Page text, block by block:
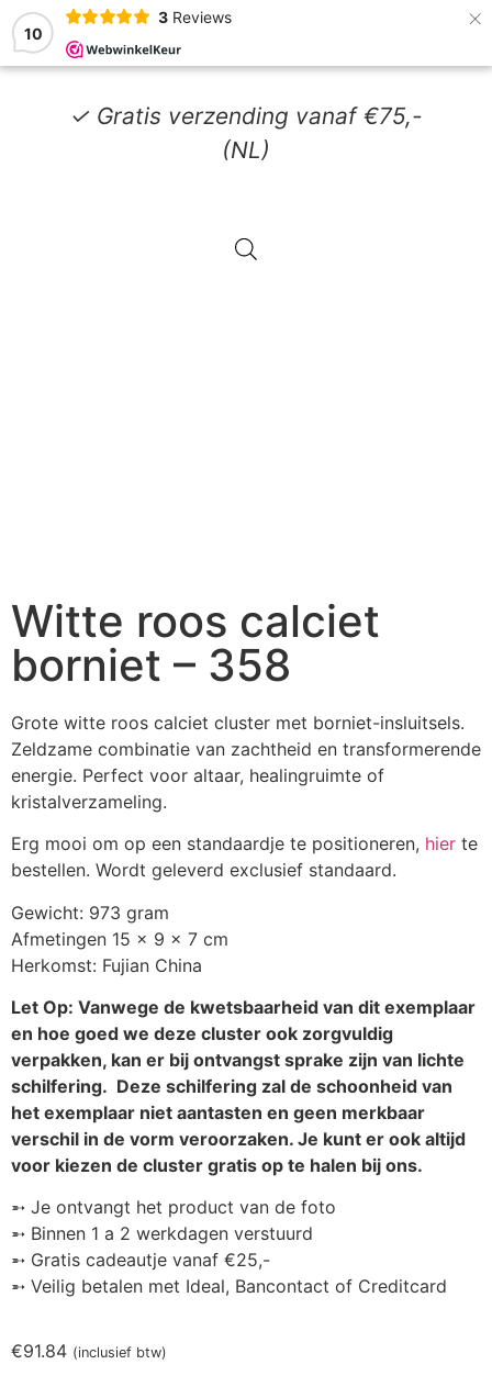
10
3 Reviews ×
✓ Gratis verzending vanaf €75,-
(NL)
Witte roos calciet
borniet – 358
Grote witte roos calciet cluster met borniet-insluitsels.
Zeldzame combinatie van zachtheid en transformerende
energie. Perfect voor altaar, healingruimte of
kristalverzameling.
Erg mooi om op een standaardje te positioneren, hier te
bestellen. Wordt geleverd exclusief standaard.
Gewicht: 973 gram
Afmetingen 15 x 9 x 7 cm
Herkomst: Fujian China
Let Op: Vanwege de kwetsbaarheid van dit exemplaar
en hoe goed we deze cluster ook zorgvuldig
verpakken, kan er bij ontvangst sprake zijn van lichte
schilfering. Deze schilfering zal de schoonheid van
het exemplaar niet aantasten en geen merkbaar
verschil in de vorm veroorzaken. Je kunt er ook altijd
voor kiezen de cluster gratis op te halen bij ons.
➵ Je ontvangt het product van de foto
➵ Binnen 1 a 2 werkdagen verstuurd
➵ Gratis cadeautje vanaf €25,-
➵ Veilig betalen met Ideal, Bancontact of Creditcard
€91.84 (inclusief btw)